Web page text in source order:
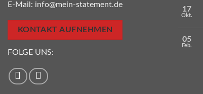
E-Mail: info@mein-statement.de
KONTAKT AUFNEHMEN
FOLGE UNS:
17
Okt.
05
Feb.